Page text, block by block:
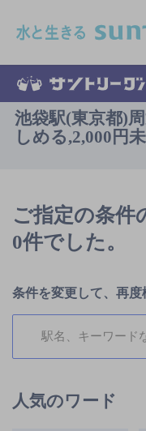
池袋駅(東京都)
しめる,2,000円
ご指定の条件
0件でした。
条件を変更して、再度
人気のワード